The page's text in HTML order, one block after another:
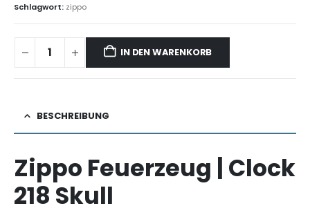
Schlagwort: zippo
IN DEN WARENKORB
BESCHREIBUNG
Zippo Feuerzeug | Clock
218 Skull